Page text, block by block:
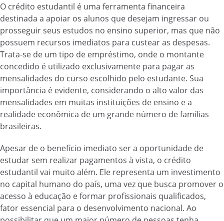
O crédito estudantil é uma ferramenta financeira
destinada a apoiar os alunos que desejam ingressar ou
prosseguir seus estudos no ensino superior, mas que não
possuem recursos imediatos para custear as despesas.
Trata-se de um tipo de empréstimo, onde o montante
concedido é utilizado exclusivamente para pagar as
mensalidades do curso escolhido pelo estudante. Sua
importância é evidente, considerando o alto valor das
mensalidades em muitas instituições de ensino e a
realidade econômica de um grande número de famílias
brasileiras.
Apesar de o benefício imediato ser a oportunidade de
estudar sem realizar pagamentos à vista, o crédito
estudantil vai muito além. Ele representa um investimento
no capital humano do país, uma vez que busca promover o
acesso à educação e formar profissionais qualificados,
fator essencial para o desenvolvimento nacional. Ao